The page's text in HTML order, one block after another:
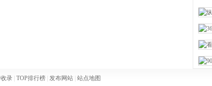
录| TOP排行榜| 发布网站| 站点地图